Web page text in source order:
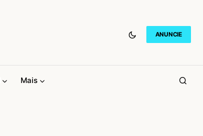
ANUNCIE
Mais